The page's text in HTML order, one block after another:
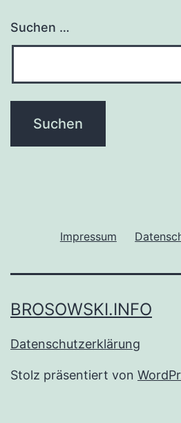
Suchen …
Impressum
BROSOWSKI.INFO
Datenschutzerklärung
Stolz präsentiert von